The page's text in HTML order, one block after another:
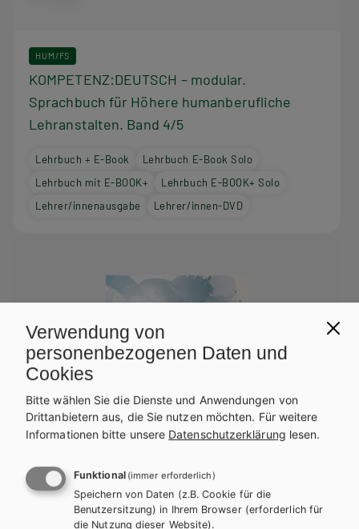
HUM/FS
KOMPETENZ:DEUTSCH – modular.
Sprachbuch für Höhere humanberufliche
Lehranstalten. Band 4/5
Lehrbuch + E-Book
Lehrbuch E-Book Solo
Lehrbuch mit E-BOOK+
Lehrbuch E-BOOK+ Solo
Lehrer/innenausgabe
Lehrer/innen-DVD
Verwendung von
personenbezogenen Daten und
Cookies
Bitte wählen Sie die Dienste und Anwendungen von
Drittanbietern aus, die Sie nutzen möchten. Für weitere
Informationen bitte unsere Datenschutzerklärung lesen.
Funktional (immer erforderlich)
Speichern von Daten (z.B. Cookie für die
Benutzersitzung) in Ihrem Browser (erforderlich für
die Nutzung dieser Website).